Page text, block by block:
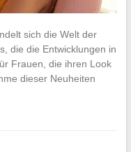
sich die Welt der
die die Entwicklungen in
Frauen, die ihren Look
dieser Neuheiten